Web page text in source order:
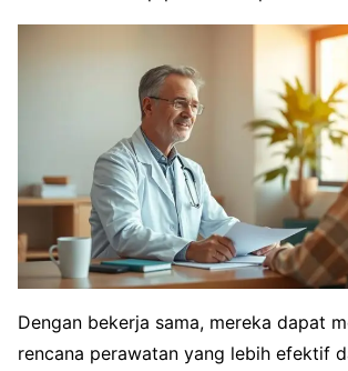
Dengan bekerja sama, mereka dapat
rencana perawatan yang lebih efektif